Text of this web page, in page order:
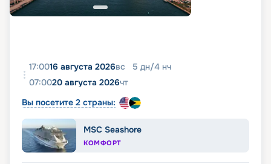
17:0016 августа 2026вс 5 дн/4 нч
07:0020 августа 2026чт
Вы посетите 2 страны:
MSC Seashore
КОМФОРТ